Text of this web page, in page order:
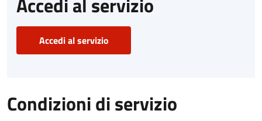
Accedi al servizio
Condizioni di servizio